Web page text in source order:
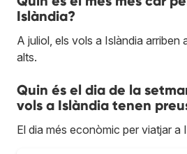
Islàndia?
A juliol, els vols a Islàndia arriben
alts.
Quin és el dia de la
vols a Islàndia tenen
El dia més econòmic per viatjar a